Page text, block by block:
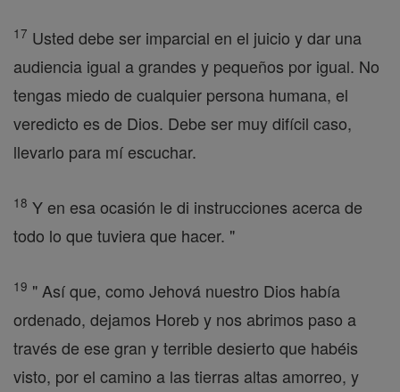
17 Usted debe ser imparcial en el juicio y dar una
audiencia igual a grandes y pequeños por igual. No
tengas miedo de cualquier persona humana, el
veredicto es de Dios. Debe ser muy difícil caso,
llevarlo para mí escuchar.
18 Y en esa ocasión le di instrucciones acerca de
todo lo que tuviera que hacer. "
19 " Así que, como Jehová nuestro Dios había
ordenado, dejamos Horeb y nos abrimos paso a
través de ese gran y terrible desierto que habéis
visto, por el camino a las tierras altas amorreo, y